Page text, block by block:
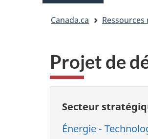
Canada.ca Ressources
Projet de
Secteur
Énergie -